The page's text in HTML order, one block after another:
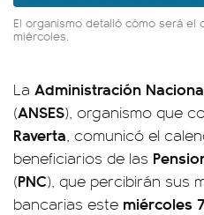
El organismo detalló cómo será el
miércoles.
La Administración
(ANSES), organismo que
Raverta, comunicó el
beneficiarios de las
(PNC), que percibirán sus
bancarias este miércoles